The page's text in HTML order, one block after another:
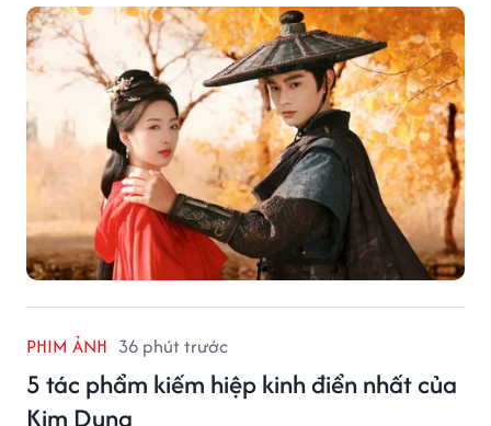
PHIM ẢNH 36 phút trước
5 tác phẩm kiếm hiệp kinh điển nhất của
Kim Dung